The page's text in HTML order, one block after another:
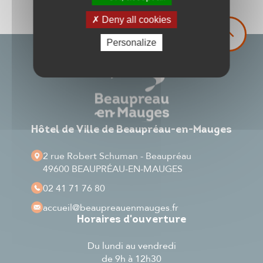
Hôtel de Ville de Beaupréau-en-Mauges
2 rue Robert Schuman - Beaupréau
49600 BEAUPRÉAU-EN-MAUGES
02 41 71 76 80
accueil@beaupreauenmauges.fr
Horaires d'ouverture
Du lundi au vendredi
de 9h à 12h30
Deny all cookies
Personalize